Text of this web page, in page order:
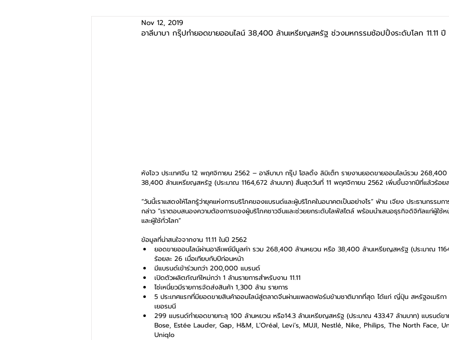
อาลีบาบา กรุ๊ปทำยอดขายออนไลน์ 38,400 ล้านเหรียญสหรัฐ ช่วงมหกรรมช้อปปิ้งระดับโลก 11.11
Nov 12, 2019
หังโจว ประเทศจีน 12 พฤศจิกายน 2562 – อาลีบาบา กรุ๊ป โฮลดิ้ง ลิมิเต็ท รายงานยอดขายออนไลน์รวม
38,400 ล้านเหรียญสหรัฐ (ประมาณ 1164,672 ล้านบาท) สิ้นสุดวันที่ 11 พฤศจิกายน 2562 เพิ่มขึ้นจากปีที่แล้วร้อย
“วันนี้เราแสดงให้โลกรู้ว่ายุคแห่งการบริโภคของแบรนด์และผู้บริโภคในอนาคตเป็นอย่างไร” ฟ่าน เจียง ประธานกรรมกา
กล่าว “เราตอบสนองความต้องการของผู้บริโภคชาวจีนและช่วยยกระดับไลฟ์สไตล์ พร้อมนำเสนอธุรกิจดิจิทัลแก่ผู้ใช้ห
และผู้ใช้ทั่วโลก”
ข้อมูลที่น่าสนใจจากงาน 11.11 ในปี 2562
ยอดขายออนไลน์ผ่านอาลีเพย์มีมูลค่า รวม 268,400 ล้านหยวน หรือ 38,400 ล้านเหรียญสหรัฐ (ประมาณ
ร้อยละ 26 เมื่อเทียบกับปีก่อนหน้า
มีแบรนด์เข้าร่วมกว่า 200,000 แบรนด์
เปิดตัวผลิตภัณฑ์ใหม่กว่า 1 ล้านรายการสำหรับงาน 11.11
ไช่เหนี่ยวมีรายการจัดส่งสินค้า 1,300 ล้าน รายการ
5 ประเทศแรกที่มียอดขายสินค้าออนไลน์สู่ตลาดจีนผ่านแพลตฟอร์มข้ามชาติมากที่สุด ได้แก่ ญี่ปุ่น สหรัฐอเมริกา
เยอรมนี
299 แบรนด์ทำยอดขายทะลุ 100 ล้านหยวน หรือ14.3 ล้านเหรียญสหรัฐ (ประมาณ 433.47 ล้านบาท) แบรนด์
Bose, Estée Lauder, Gap, H&M, L’Oréal, Levi’s, MUJI, Nestlé, Nike, Philips, The North Face,
Uniqlo